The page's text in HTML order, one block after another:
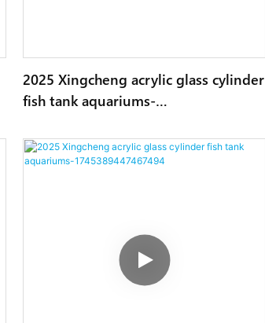
2025 Xingcheng acrylic glass cylinder
fish tank aquariums-